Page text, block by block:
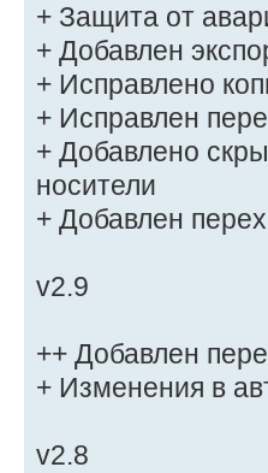
+ Защита от
+ Добавлен
+ Исправлено
+ Исправлен
+ Добавлено
носители
+ Добавлен
v2.9
++ Добавлен
+ Изменения в
v2.8